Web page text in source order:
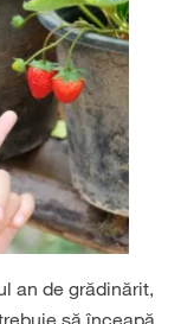
an de grădinărit,
să înceapă